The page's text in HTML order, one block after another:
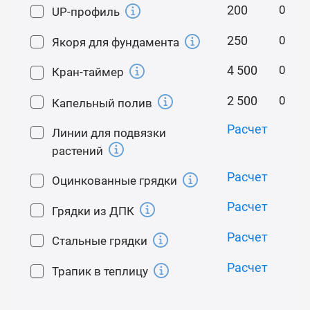
и продавливания поликарбоната саморезом при
Особенности
Наличие двойных дуг на теплице позволяет легко
подвязывать к ним растения и крепить
дополнительное оборудование.
Надежный каркас: ферма из трубы 25х25 и
между фермами - 1 м, а не 2 м, как у многих
производителей) позволяет выдерживать
практически любые снеговые нагрузки.
Минимальное количество разборных элементов
UP-профиль 200
Якоря для фундамента 250
Кран-таймер 4 500
Капельный полив 2 500
Линии для подвязки
растений
Расчет
Оцинкованные грядки Расчет
Грядки из ДПК Расчет
Стальные грядки Расчет
Трапик в теплицу Расчет